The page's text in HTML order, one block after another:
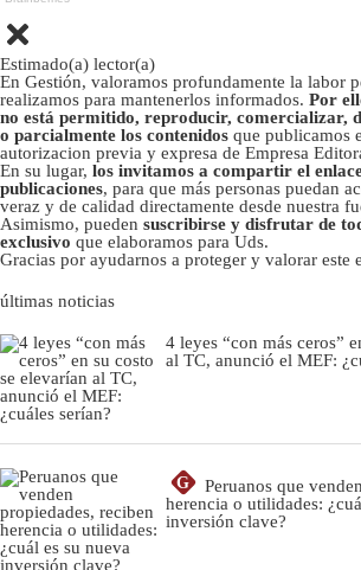
Estimado(a) lector(a)
En Gestión, valoramos profundamente la labor
realizamos para mantenerlos informados. Por
no está permitido, reproducir, comercializar,
o parcialmente los contenidos que publicamos
autorizacion previa y expresa de Empresa
En su lugar, los invitamos a compartir el
publicaciones, para que más personas puedan
veraz y de calidad directamente desde nuestra
Asimismo, pueden suscribirse y disfrutar de
exclusivo que elaboramos para Uds.
Gracias por ayudarnos a proteger y valorar este
últimas noticias
4 leyes “con más ceros”
al TC, anunció el MEF:
G
Peruanos que
herencia o utilidades:
inversión clave?